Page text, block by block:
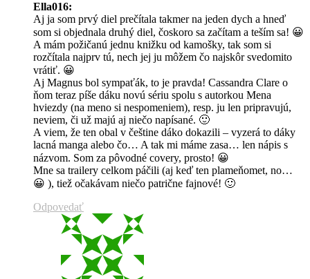
Ella016:
Aj ja som prvý diel prečítala takmer na jeden dych a hneď
som si objednala druhý diel, čoskoro sa začítam a teším sa! 😀
A mám požičanú jednu knižku od kamošky, tak som si
rozčítala najprv tú, nech jej ju môžem čo najskôr svedomito
vrátiť. 😀
Aj Magnus bol sympaťák, to je pravda! Cassandra Clare o
ňom teraz píše dáku novú sériu spolu s autorkou Mena
hviezdy (na meno si nespomeniem), resp. ju len pripravujú,
neviem, či už majú aj niečo napísané. 🙂
A viem, že ten obal v češtine dáko dokazili – vyzerá to dáky
lacná manga alebo čo… A tak mi máme zasa… len nápis s
názvom. Som za pôvodné covery, prosto! 😀
Mne sa trailery celkom páčili (aj keď ten plameňomet, no…
😀 ), tiež očakávam niečo patrične fajnové! 🙂
Odpovedať